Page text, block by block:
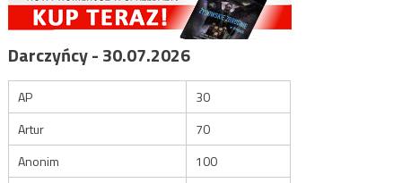
Darczyńcy - 30.07.2026
AP
30
Artur
70
Anonim
100